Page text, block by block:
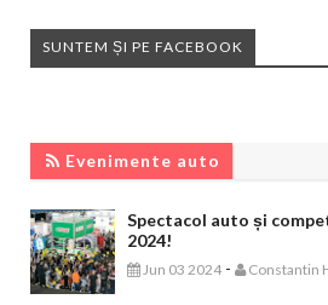
SUNTEM ȘI PE FACEBOOK
Evenimente auto
Spectacol auto și
2024!
Jun 03 2024 - Constantin